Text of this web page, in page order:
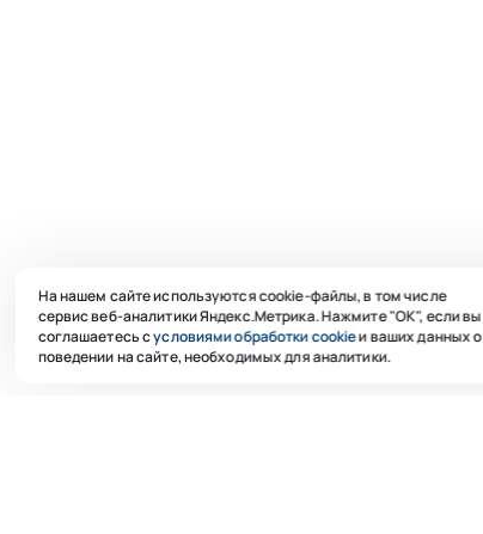
На нашем сайте используются cookie-файлы, в том числе
сервис веб-аналитики Яндекс.Метрика. Нажмите "ОК", если вы
соглашаетесь сусловиями обработки cookieи ваших данных о
поведении на сайте, необходимых для аналитики.